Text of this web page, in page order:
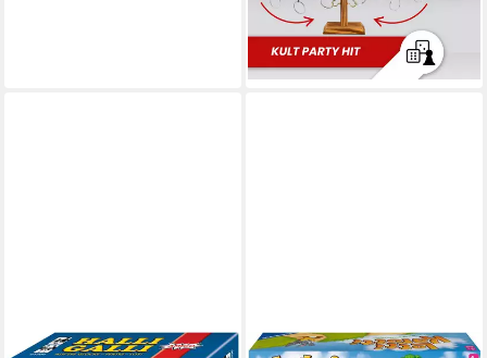
ab 12,95 € UVP 29,95 €
-57%
lieferbar - in 2-3 Werktagen bei dir